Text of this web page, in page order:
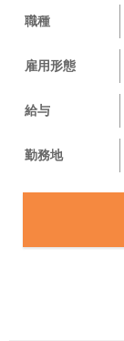
職種
雇用形態
給与
勤務地